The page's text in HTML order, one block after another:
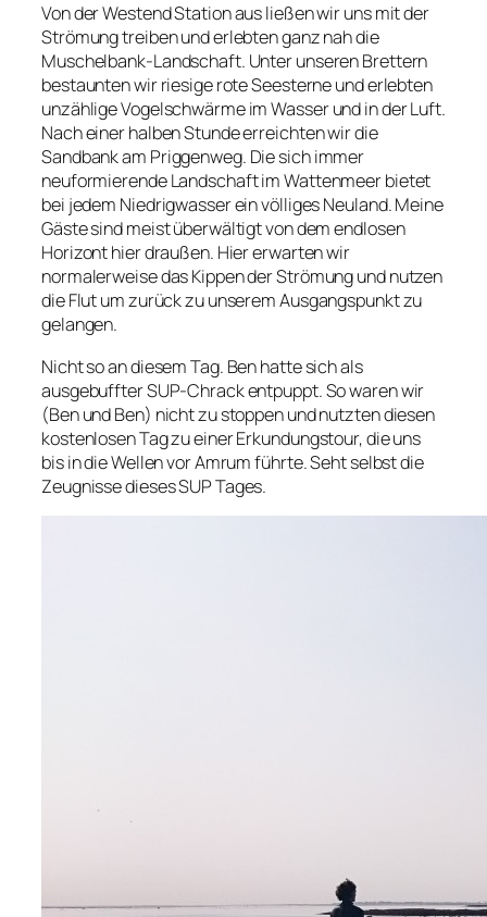
Von der Westend Station aus ließen wir uns mit der
Strömung treiben und erlebten ganz nah die
Muschelbank-Landschaft. Unter unseren Brettern
bestaunten wir riesige rote Seesterne und erlebten
unzählige Vogelschwärme im Wasser und in der Luft.
Nach einer halben Stunde erreichten wir die
Sandbank am Priggenweg. Die sich immer
neuformierende Landschaft im Wattenmeer bietet
bei jedem Niedrigwasser ein völliges Neuland. Meine
Gäste sind meist überwältigt von dem endlosen
Horizont hier draußen. Hier erwarten wir
normalerweise das Kippen der Strömung und nutzen
die Flut um zurück zu unserem Ausgangspunkt zu
gelangen.
Nicht so an diesem Tag. Ben hatte sich als
ausgebuffter SUP-Chrack entpuppt. So waren wir
(Ben und Ben) nicht zu stoppen und nutzten diesen
kostenlosen Tag zu einer Erkundungstour, die uns
bis in die Wellen vor Amrum führte. Seht selbst die
Zeugnisse dieses SUP Tages.